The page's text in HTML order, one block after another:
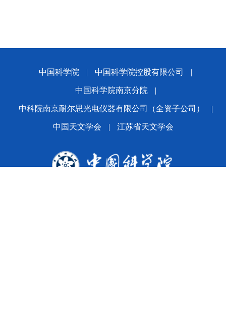
中国科学院 | 中国科学院控股有限公司 |
中国科学院南京分院 |
中科院南京耐尔思光电仪器有限公司（全资子公司） |
中国天文学会 | 江苏省天文学会